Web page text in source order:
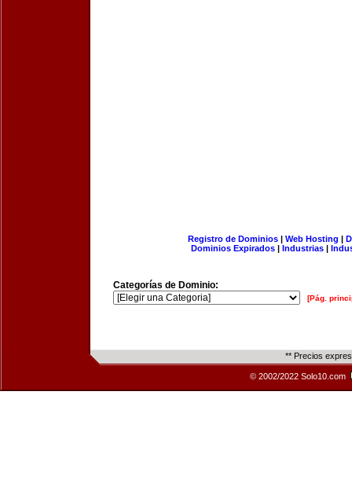
Registro de Dominios| Web Hosting |
Dominios Expirados | Industrias |
Categorías de Dominio:
[Pág.
** Precios
© 2002/2022 Solo10.com